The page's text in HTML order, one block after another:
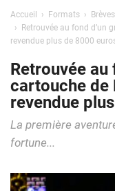
Accueil Formats
Brèves
Retrouvée au fond d’un
revendue plus de 8000
Retrouvée au
cartouche de
revendue
La première
fortune...